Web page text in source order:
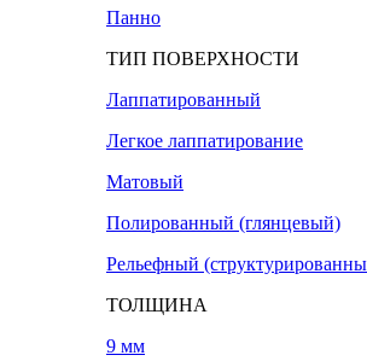
Панно
ТИП ПОВЕРХНОСТИ
Лаппатированный
Легкое лаппатирование
Матовый
Полированный (глянцевый)
Рельефный
ТОЛЩИНА
9 мм